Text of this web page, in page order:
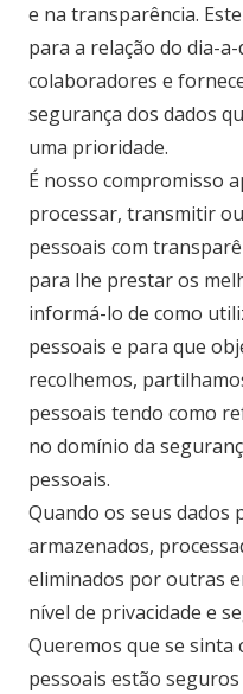
e na transparência.
para a relação do dia-
colaboradores e
segurança dos dados
uma prioridade.
É nosso compromisso
processar, transmitir
pessoais com
para lhe prestar os
informá-lo de como
pessoais e para que
recolhemos,
pessoais tendo como
no domínio da
pessoais.
Quando os seus dados
armazenados,
eliminados por outras
nível de privacidade e
Queremos que se sinta
pessoais estão